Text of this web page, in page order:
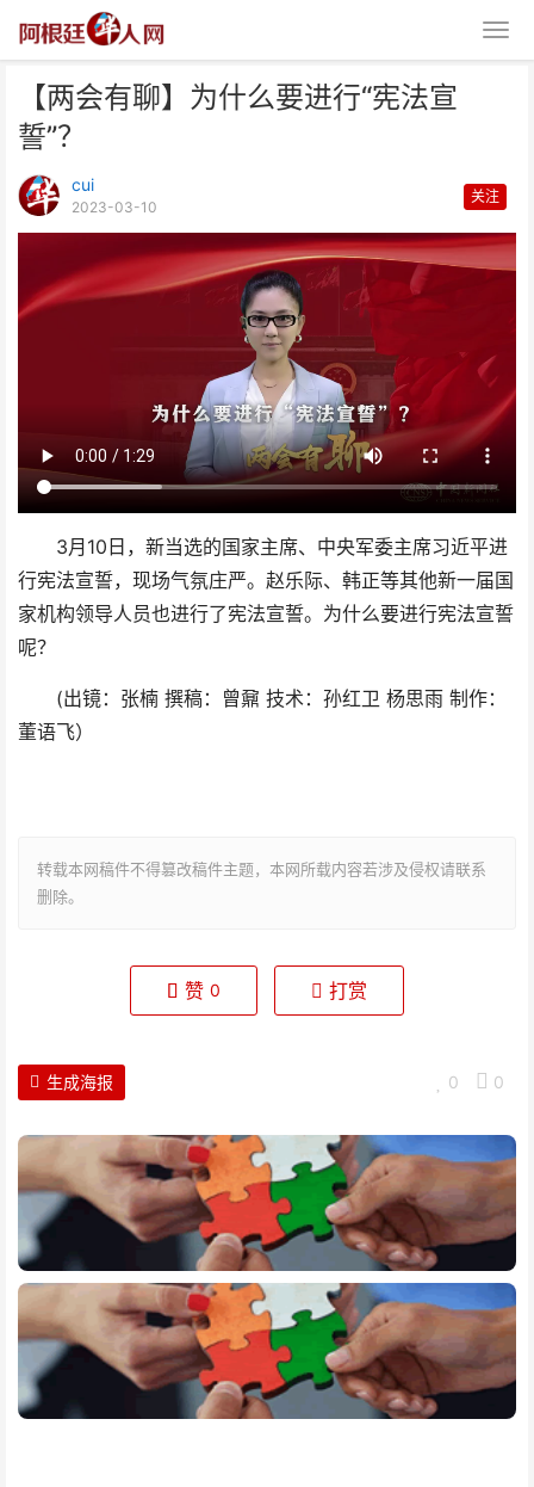
【两会有聊】为什么要进行“宪法宣
誓”？
cui
2023-03-10
关注
3月10日，新当选的国家主席、中央军委主席习近平进
行宪法宣誓，现场气氛庄严。赵乐际、韩正等其他新一届国
家机构领导人员也进行了宪法宣誓。为什么要进行宪法宣誓
呢？
(出镜：张楠 撰稿：曾鼐 技术：孙红卫 杨思雨 制作：
董语飞）
转载本网稿件不得篡改稿件主题，本网所载内容若涉及侵权请联系
删除。
【两会有聊】为什么要进行“宪法
宣誓”？
赞 0 打赏
0 0
生成海报